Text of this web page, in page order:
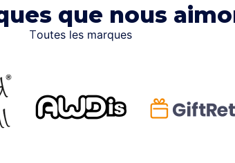
que nous
Toutes les marques